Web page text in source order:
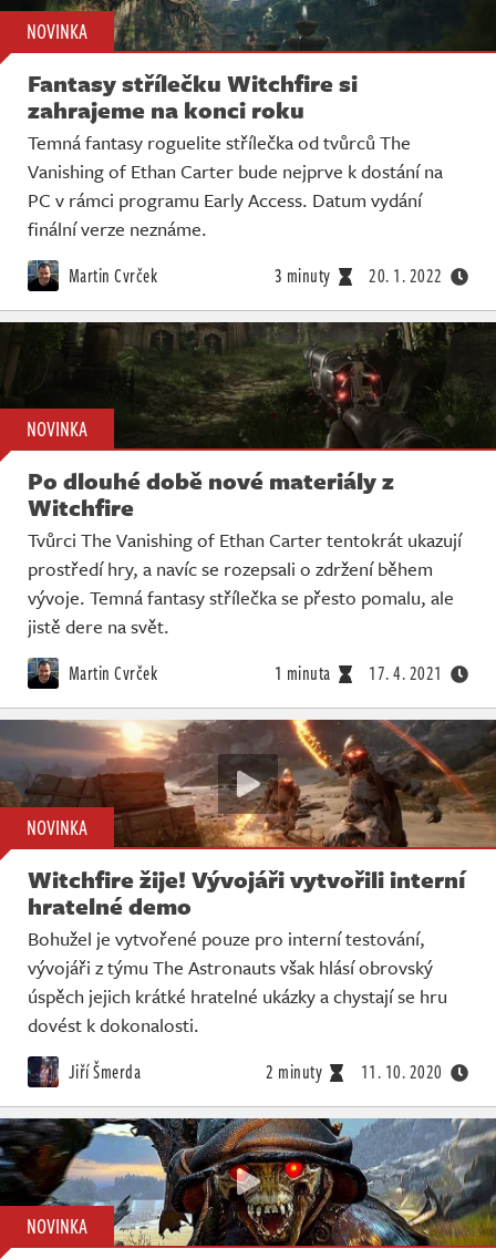
NOVINKA
Fantasy střílečku Witchfire si
zahrajeme na konci roku
Temná fantasy roguelite střílečka od tvůrců The
Vanishing of Ethan Carter bude nejprve k dostání na
PC v rámci programu Early Access. Datum vydání
finální verze neznáme.
Martin Cvrček 3 minuty 20. 1. 2022
NOVINKA
Po dlouhé době nové materiály z
Witchfire
Tvůrci The Vanishing of Ethan Carter tentokrát ukazují
prostředí hry, a navíc se rozepsali o zdržení během
vývoje. Temná fantasy střílečka se přesto pomalu, ale
jistě dere na svět.
Martin Cvrček 1 minuta 17. 4. 2021
NOVINKA
Witchfire žije! Vývojáři vytvořili interní
hratelné demo
Bohužel je vytvořené pouze pro interní testování,
vývojáři z týmu The Astronauts však hlásí obrovský
úspěch jejich krátké hratelné ukázky a chystají se hru
dovést k dokonalosti.
Jiří Šmerda 2 minuty 11. 10. 2020
NOVINKA